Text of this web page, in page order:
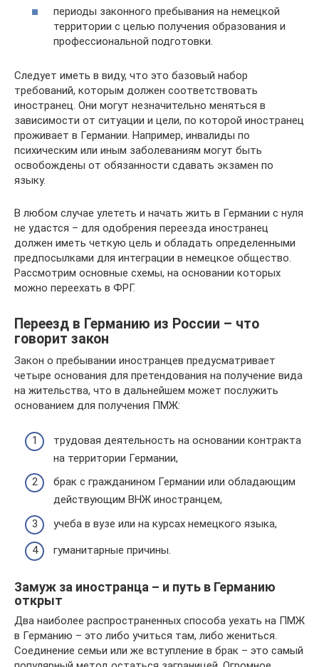
периоды законного пребывания на немецкой
территории с целью получения образования и
профессиональной подготовки.
Следует иметь в виду, что это базовый набор
требований, которым должен соответствовать
иностранец. Они могут незначительно меняться в
зависимости от ситуации и цели, по которой иностранец
проживает в Германии. Например, инвалиды по
психическим или иным заболеваниям могут быть
освобождены от обязанности сдавать экзамен по
языку.
В любом случае улететь и начать жить в Германии с нуля
не удастся – для одобрения переезда иностранец
должен иметь четкую цель и обладать определенными
предпосылками для интеграции в немецкое общество.
Рассмотрим основные схемы, на основании которых
можно переехать в ФРГ.
Переезд в Германию из России – что
говорит закон
Закон о пребывании иностранцев предусматривает
четыре основания для претендования на получение вида
на жительства, что в дальнейшем может послужить
основанием для получения ПМЖ:
трудовая деятельность на основании контракта
на территории Германии,
брак с гражданином Германии или обладающим
действующим ВНЖ иностранцем,
учеба в вузе или на курсах немецкого языка,
гуманитарные причины.
Замуж за иностранца – и путь в Германию
открыт
Два наиболее распространенных способа уехать на ПМЖ
в Германию – это либо учиться там, либо жениться.
Соединение семьи или же вступление в брак – это самый